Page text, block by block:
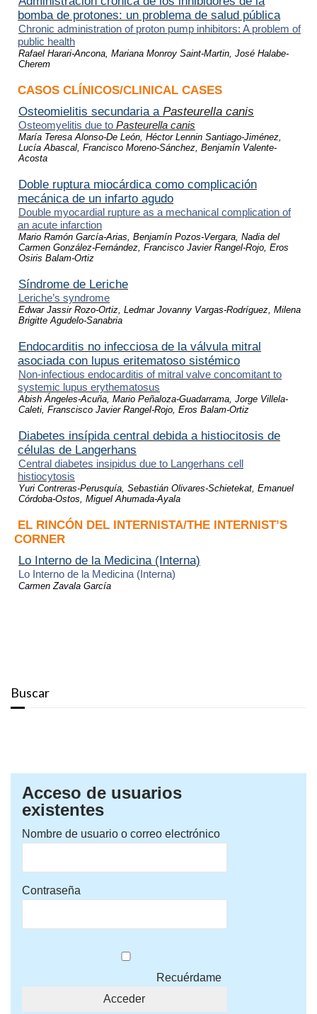
bomba de protones: un problema de salud pública
Chronic administration of proton pump inhibitors: A problem of
public health
Rafael Harari-Ancona, Mariana Monroy Saint-Martin, José Halabe-
Cherem
CASOS CLÍNICOS/CLINICAL CASES
Osteomielitis secundaria a Pasteurella canis
Osteomyelitis due to Pasteurella canis
María Teresa Alonso-De León, Héctor Lennin Santiago-Jiménez,
Lucía Abascal, Francisco Moreno-Sánchez, Benjamín Valente-
Acosta
Doble ruptura miocárdica como complicación
mecánica de un infarto agudo
Double myocardial rupture as a mechanical complication of
an acute infarction
Mario Ramón García-Arias, Benjamín Pozos-Vergara, Nadia del
Carmen González-Fernández, Francisco Javier Rangel-Rojo, Eros
Osiris Balam-Ortiz
Síndrome de Leriche
Leriche’s syndrome
Edwar Jassir Rozo-Ortiz, Ledmar Jovanny Vargas-Rodríguez, Milena
Brigitte Agudelo-Sanabria
Endocarditis no infecciosa de la válvula mitral
asociada con lupus eritematoso sistémico
Non-infectious endocarditis of mitral valve concomitant to
systemic lupus erythematosus
Abish Ángeles-Acuña, Mario Peñaloza-Guadarrama, Jorge Villela-
Caleti, Franscisco Javier Rangel-Rojo, Eros Balam-Ortiz
Diabetes insípida central debida a histiocitosis de
células de Langerhans
Central diabetes insipidus due to Langerhans cell
histiocytosis
Yuri Contreras-Perusquía, Sebastián Olivares-Schietekat, Emanuel
Córdoba-Ostos, Miguel Ahumada-Ayala
EL RINCÓN DEL INTERNISTA/THE INTERNIST’S
CORNER
Lo Interno de la Medicina (Interna)
Lo Interno de la Medicina (Interna)
Carmen Zavala García
Buscar
Acceso de usuarios
existentes
Nombre de usuario o correo electrónico
Contraseña
Recuérdame